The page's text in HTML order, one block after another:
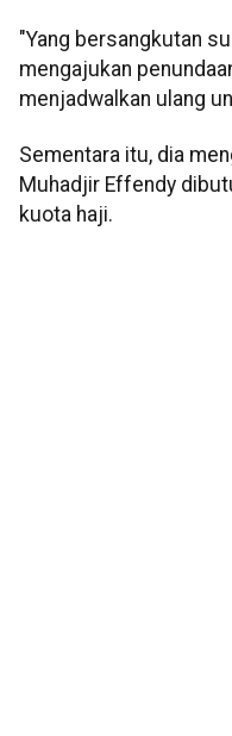
"Yang bersangkutan
mengajukan
menjadwalkan ulang
Sementara itu, dia
Muhadjir Effendy
kuota haji.